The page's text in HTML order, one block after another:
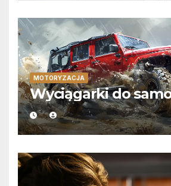
MOTORYZACJA
Wyciągarki do